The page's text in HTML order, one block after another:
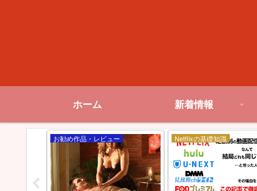
ホーム 新着情報
お勧め作品・レビュー Netflixの基礎知識